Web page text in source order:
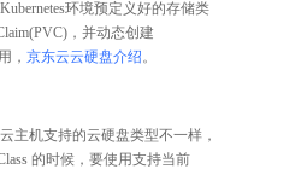
环境预定义好的存储类
，并动态创建
， 京东云云硬盘介绍 。
主机支持的云硬盘类型不一样，
的时候，要使用支持当前